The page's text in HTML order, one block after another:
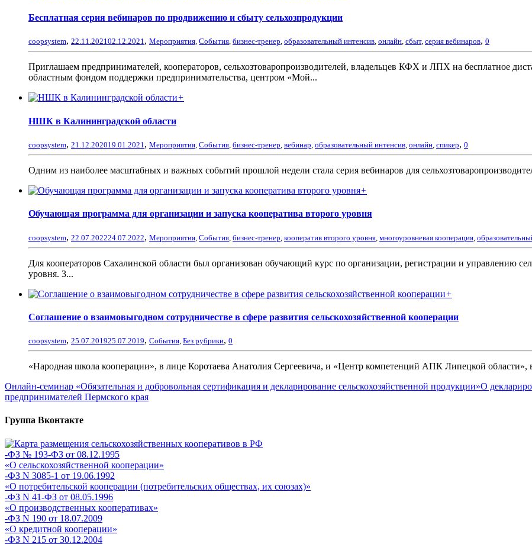
Бесплатная серия вебинаров по продвижению и сбыту сельхозпродукции
coopsystem, 22.11.202102.12.2021, Мероприятия, События, бизнес-тренер, образовательный интенсив, онлайн, сбыт, серия вебинаров, 0
Приглашаем предпринимателей, кооператоров, сельхозтоваропроизводителей, владельцев КФХ и ЛПХ на бесплатное
областным фондом поддержки предпринимательства, центром «Мой...
+
НШК в Калининградской области
coopsystem, 21.12.202019.01.2021, Мероприятия, События, бизнес-тренер, вебинар, образовательный интенсив, онлайн, спикер, 0
Одним из наиболее масштабных и важных событий прошлой недели стала серия вебинаров для
+
Обучающая программа для организации и запуска кооператива второго уровня
coopsystem, 22.07.202224.07.2022, Мероприятия События бизнес-тренер кооператив второго уровня многоуровневая кооперация
Для кооператоров Сахалинской области был организован обучающий курс по организации, регистрации и управлению
уровня. 3...
+
Соглашение о взаимовыгодном сотрудничестве в сфере развития сельскохозяйственной кооперации
coopsystem, 25.07.201925.07.2019, События, Без рубрики, 0
«Народная школа кооперации», в лице Коротаева Анатолия Сергеевича, и «Центр компетенций АПК Липецкой
Онлайн-семинар «Обязательная и добровольная сертификация и декларирование сельскохозяйственной продукции»О
предпринимателей Пермского края
Группа Вконтакте
-ФЗ № 193-ФЗ от 08.12.1995
«О сельскохозяйственной кооперации»
-ФЗ N 3085-1 от 19.06.1992
«О потребительской кооперации (потребительских обществах, их союзах)»
-ФЗ N 41-ФЗ от 08.05.1996
«О производственных кооперативах»
-ФЗ N 190 от 18.07.2009
«О кредитной кооперации»
-ФЗ N 215 от 30.12.2004